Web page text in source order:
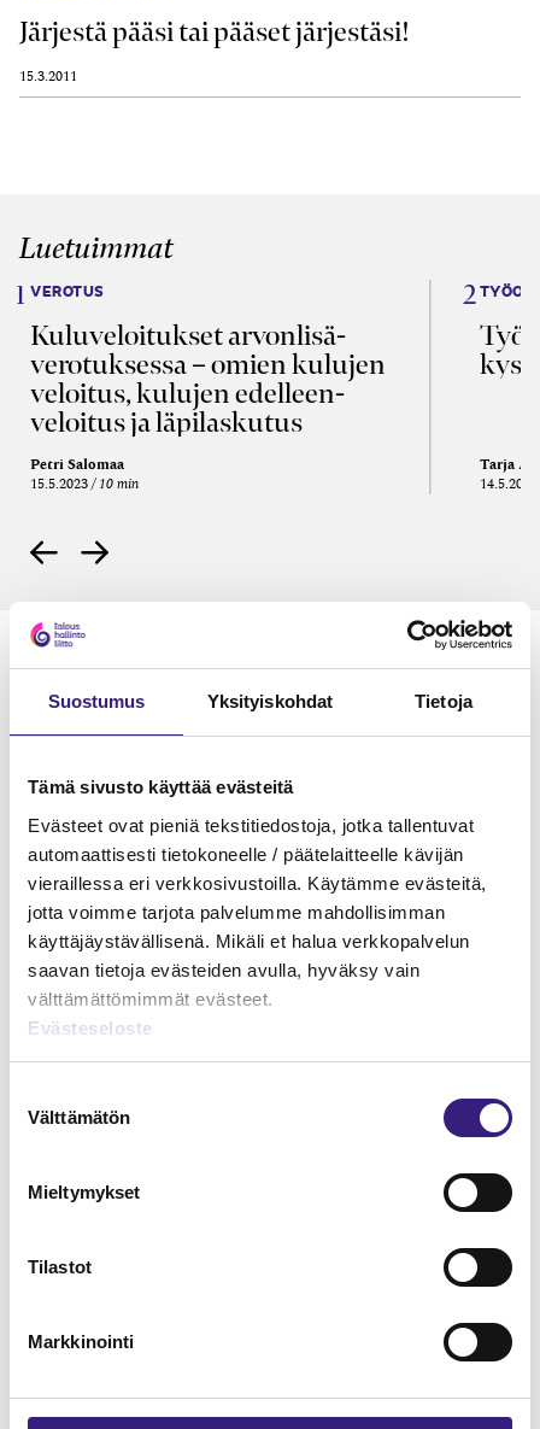
Suostumus Yksityiskohdat Tietoja
Tämä sivusto käyttää evästeitä
Evästeet ovat pieniä tekstitiedostoja, jotka tallentuvat
automaattisesti tietokoneelle / päätelaitteelle kävijän
vieraillessa eri verkkosivustoilla. Käytämme evästeitä,
jotta voimme tarjota palvelumme mahdollisimman
käyttäjäystävällisenä. Mikäli et halua verkkopalvelun
saavan tietoja evästeiden avulla, hyväksy vain
välttämättömimmät evästeet.
Evästeseloste
valinta
Välttämätön
Mieltymykset
Tilastot
Markkinointi
Järjestä pääsi tai pääset järjestäsi!
15.3.2011
Luetuimmat
VEROTUS
Kulu­veloitukset arvon­lisä­
verotuksessa – omien kulujen
veloitus, kulujen edelleen­
veloitus ja läpi­laskutus
Petri Salomaa
15.5.2023 10 min
Tarja
14.5.2021
Lue Tilisanomien
näytenumero
TILAA TÄSTÄ
Tilaa Tilisanomien